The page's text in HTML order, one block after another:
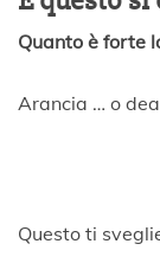
Quanto è forte
Arancia … o
Questo ti